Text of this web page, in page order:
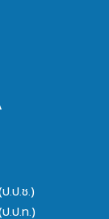
.ป.ช.)
.ป.ท.)